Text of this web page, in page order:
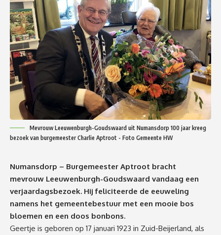
Mevrouw Leeuwenburgh-Goudswaard uit Numansdorp 100 jaar kreeg
bezoek van burgemeester Charlie Aptroot - Foto Gemeente HW
Numansdorp – Burgemeester Aptroot bracht
mevrouw Leeuwenburgh-Goudswaard vandaag een
verjaardagsbezoek. Hij feliciteerde de eeuweling
namens het gemeentebestuur met een mooie bos
bloemen en een doos bonbons.
Geertje is geboren op 17 januari 1923 in Zuid-Beijerland, als